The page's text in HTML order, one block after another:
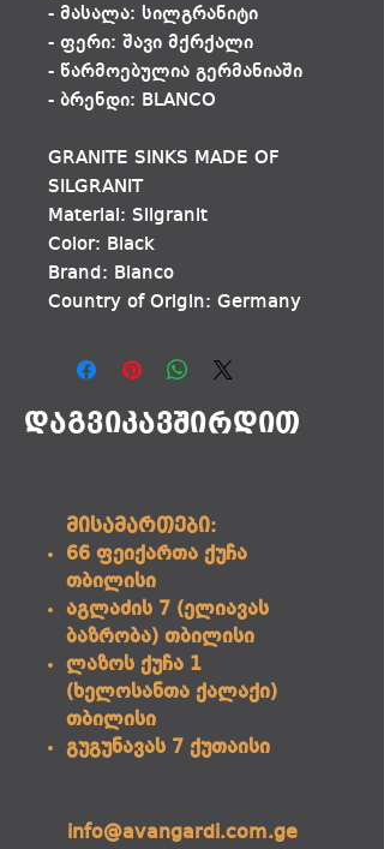
- მასალა: სილგრანიტი
- ფერი: შავი მქრქალი
- წარმოებულია გერმანიაში
- ბრენდი: BLANCO
GRANITE SINKS MADE OF
SILGRANIT
Material: Silgranit
Color: Black
Brand: Blanco
Country of Origin: Germany
დაგვიკავშირდით
მისამართები:
66 ფეიქართა ქუჩა
თბილისი
აგლაძის 7 (ელიავას
ბაზრობა) თბილისი
ლაზოს ქუჩა 1
(ხელოსანთა ქალაქი)
თბილისი
გუგუნავას 7 ქუთაისი
info@avangardi.com.ge